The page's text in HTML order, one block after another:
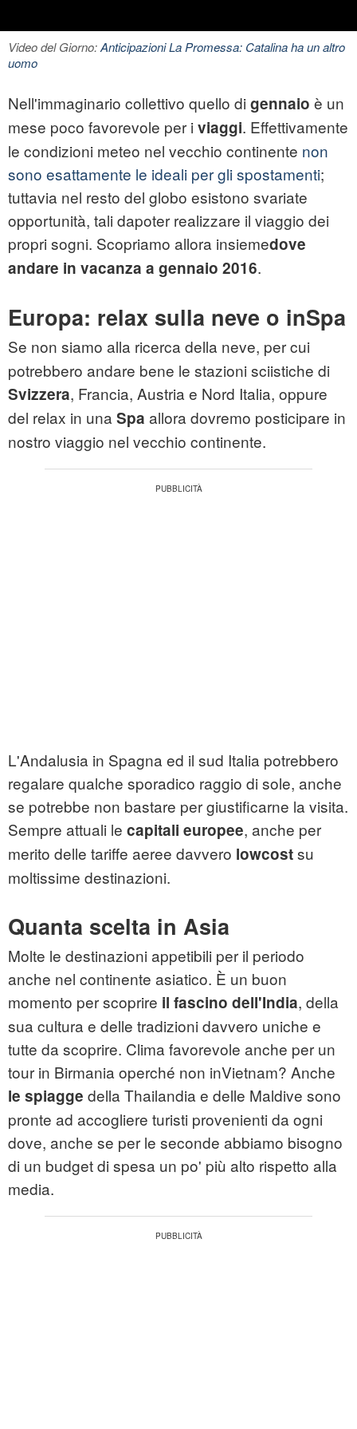
Video del Giorno:Anticipazioni La Promessa: Catalina ha un altro
uomo
Nell'immaginario collettivo quello di gennaio è un
mese poco favorevole per i viaggi. Effettivamente
le condizioni meteo nel vecchio continente non
sono esattamente le ideali per gli spostamenti;
tuttavia nel resto del globo esistono svariate
opportunità, tali dapoter realizzare il viaggio dei
propri sogni. Scopriamo allora insiemedove
andare in vacanza a gennaio 2016.
Europa: relax sulla neve o inSpa
Se non siamo alla ricerca della neve, per cui
potrebbero andare bene le stazioni sciistiche di
Svizzera, Francia, Austria e Nord Italia, oppure
del relax in una Spa allora dovremo posticipare in
nostro viaggio nel vecchio continente.
L'Andalusia in Spagna ed il sud Italia potrebbero
regalare qualche sporadico raggio di sole, anche
se potrebbe non bastare per giustificarne la visita.
Sempre attuali le capitali europee, anche per
merito delle tariffe aeree davvero lowcostsu
moltissime destinazioni.
Quanta scelta in Asia
Molte le destinazioni appetibili per il periodo
anche nel continente asiatico. È un buon
momento per scoprire il fascino dell'India, della
sua cultura e delle tradizioni davvero uniche e
tutte da scoprire. Clima favorevole anche per un
tour in Birmania operché non inVietnam? Anche
le spiagge della Thailandia e delle Maldive sono
pronte ad accogliere turisti provenienti da ogni
dove, anche se per le seconde abbiamo bisogno
di un budget di spesa un po' più alto rispetto alla
media.